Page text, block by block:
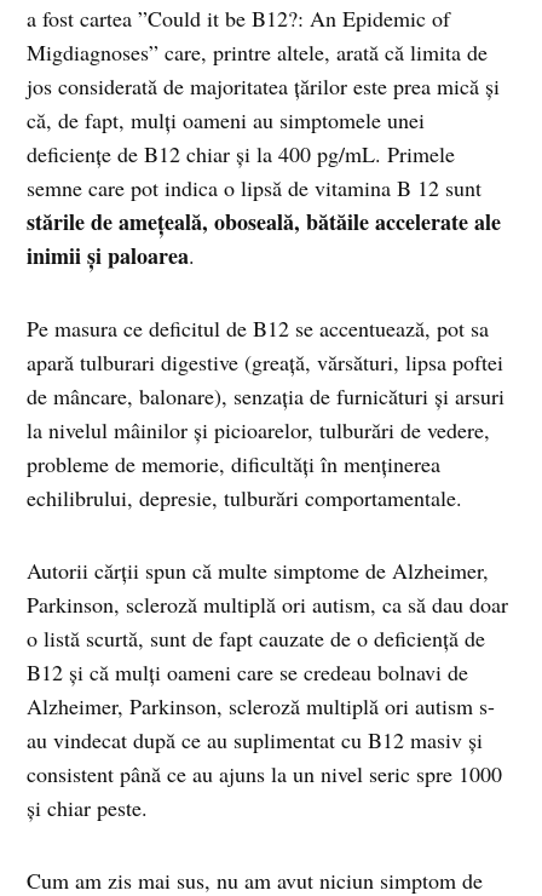
a fost cartea ”Could it be B12?: An Epidemic of
Migdiagnoses” care, printre altele, arată că limita de
jos considerată de majoritatea țărilor este prea mică și
că, de fapt, mulți oameni au simptomele unei
deficiențe de B12 chiar și la 400 pg/mL. Primele
semne care pot indica o lipsă de vitamina B 12 sunt
stările de amețeală, oboseală, bătăile accelerate ale
inimii și paloarea.
Pe masura ce deficitul de B12 se accentuează, pot sa
apară tulburari digestive (greață, vărsături, lipsa poftei
de mâncare, balonare), senzația de furnicături și arsuri
la nivelul mâinilor și picioarelor, tulburări de vedere,
probleme de memorie, dificultăți în menținerea
echilibrului, depresie, tulburări comportamentale.
Autorii cărții spun că multe simptome de Alzheimer,
Parkinson, scleroză multiplă ori autism, ca să dau doar
o listă scurtă, sunt de fapt cauzate de o deficiență de
B12 și că mulți oameni care se credeau bolnavi de
Alzheimer, Parkinson, scleroză multiplă ori autism s-
au vindecat după ce au suplimentat cu B12 masiv și
consistent până ce au ajuns la un nivel seric spre 1000
și chiar peste.
Cum am zis mai sus, nu am avut niciun simptom de